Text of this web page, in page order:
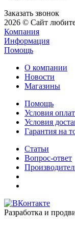
Заказать звонок
2026 © Сайт
Компания
Информация
Помощь
О компании
Новости
Магазины
Помощь
Условия
Условия
Гарантия на
Статьи
Вопрос-ответ
Разработка и